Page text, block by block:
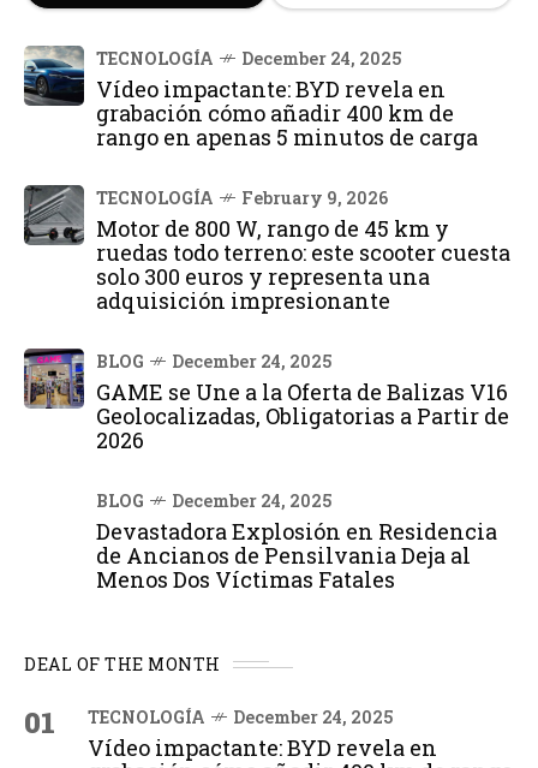
TECNOLOGÍA December 24, 2025
Vídeo impactante: BYD revela en
grabación cómo añadir 400 km de
rango en apenas 5 minutos de carga
TECNOLOGÍA February 9, 2026
Motor de 800 W, rango de 45 km y
ruedas todo terreno: este scooter cuesta
solo 300 euros y representa una
adquisición impresionante
BLOG December 24, 2025
GAME se Une a la Oferta de Balizas V16
Geolocalizadas, Obligatorias a Partir de
2026
BLOG December 24, 2025
Devastadora Explosión en Residencia
de Ancianos de Pensilvania Deja al
Menos Dos Víctimas Fatales
DEAL OF THE MONTH
01 TECNOLOGÍA December 24, 2025
Vídeo impactante: BYD revela en